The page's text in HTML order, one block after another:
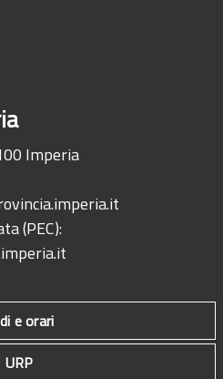
Imperia
(PEC):
e orari
URP